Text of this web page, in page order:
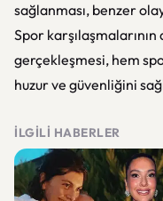
sağlanması, benzer
Spor
gerçekleşmesi, hem
huzur ve güvenliğini
İLGILI HABERLER